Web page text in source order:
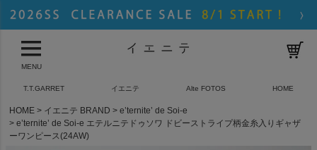
MENU
T.T.GARRET イエニテ Alte FOTOS HOME
HOME イエニテ BRAND
e’ternite’ de Soi-e
e’ternite’ de Soi-e エテルニテドゥソワ ドビーストライプ柄金糸入りギャザ
ーワンピース(24AW)